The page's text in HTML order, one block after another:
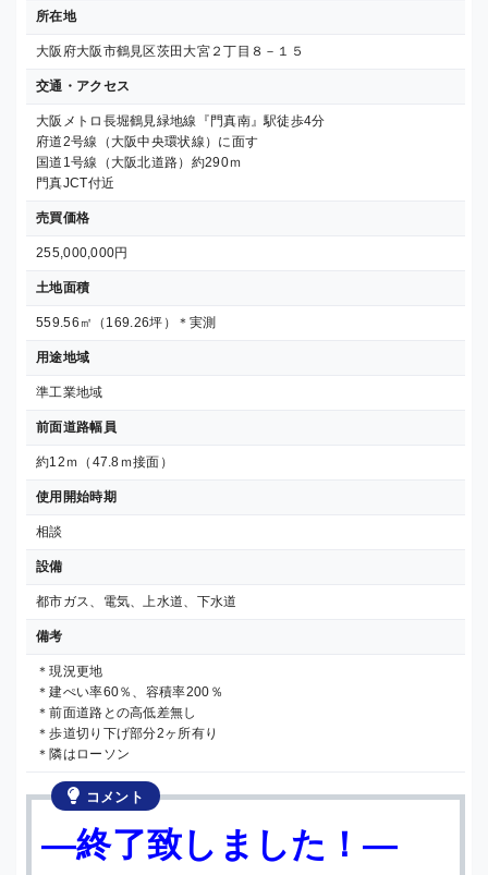
所在地
大阪府大阪市鶴見区茨田大宮２丁目８－１５
交通・アクセス
大阪メトロ長堀鶴見緑地線『門真南』駅徒歩4分
府道2号線（大阪中央環状線）に面す
国道1号線（大阪北道路）約290ｍ
門真JCT付近
売買価格
255,000,000円
土地面積
559.56㎡（169.26坪）＊実測
用途地域
準工業地域
前面道路幅員
約12ｍ（47.8ｍ接面）
使用開始時期
相談
設備
都市ガス、電気、上水道、下水道
備考
＊現況更地
＊建ぺい率60％、容積率200％
＊前面道路との高低差無し
＊歩道切り下げ部分2ヶ所有り
＊隣はローソン
コメント
—終了致しました！—